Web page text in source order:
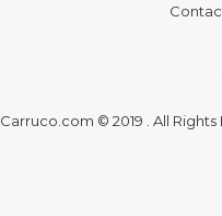
Carruco.com © 2019 . All